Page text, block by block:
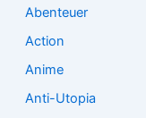
Abenteuer
Action
Anime
Anti-Utopia